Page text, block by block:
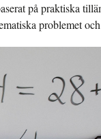
på praktiska
problemet